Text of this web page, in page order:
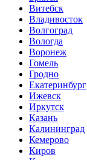
Витебск
Владивосток
Волгоград
Вологда
Воронеж
Гомель
Гродно
Екатеринбург
Ижевск
Иркутск
Казань
Калининград
Кемерово
Киров